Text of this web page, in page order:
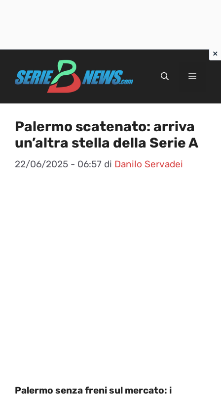
Menu
Palermo scatenato: arriva
un’altra stella della Serie A
22/06/2025 - 06:57 di Danilo Servadei
Palermo senza freni sul mercato: i